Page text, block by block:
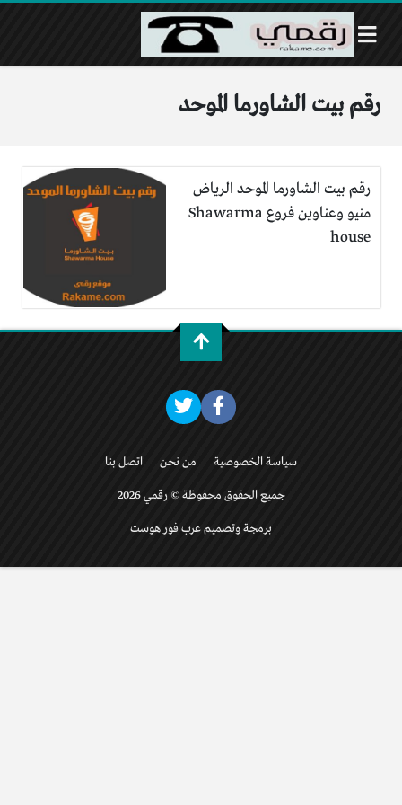
رقم بيت الشاورما الموحد
رقم بيت الشاورما الموحد الرياض
منيو وعناوين فروع Shawarma
house
سياسة الخصوصية من نحن اتصل بنا
جميع الحقوق محفوظة © رقمي 2026
برمجة وتصميم عرب فور هوست